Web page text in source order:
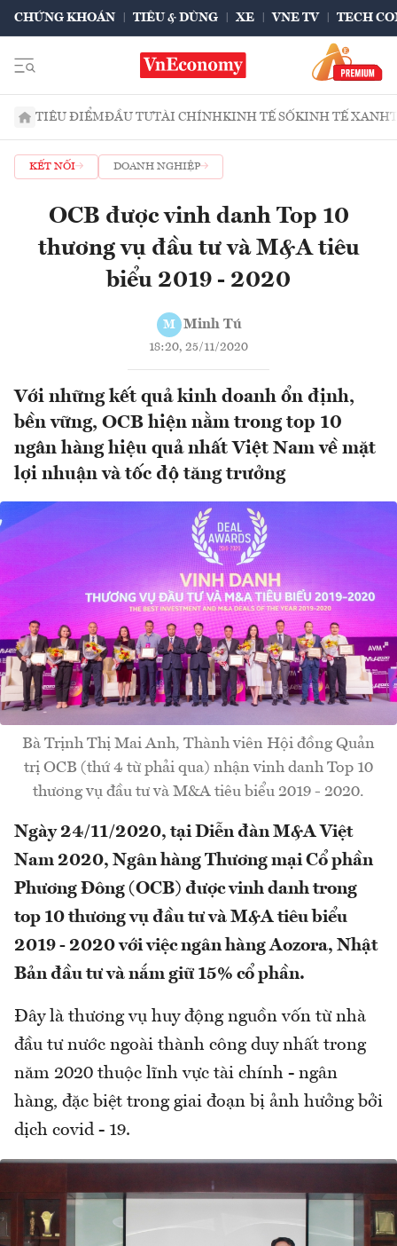
CHỨNG KHOÁN TIÊU & DÙNG XE VNE TV TECH
TIÊU ĐIỂMĐẦU TƯTÀI CHÍNHKINH TẾ SỐKINH TẾ XANH
KẾT NỐI DOANH NGHIỆP
OCB được vinh danh Top 10
thương vụ đầu tư và M&A tiêu
biểu 2019 - 2020
M Minh Tú
18:20, 25/11/2020
Với những kết quả kinh doanh ổn định,
bền vững, OCB hiện nằm trong top 10
ngân hàng hiệu quả nhất Việt Nam về mặt
lợi nhuận và tốc độ tăng trưởng
Bà Trịnh Thị Mai Anh, Thành viên Hội đồng Quản
trị OCB (thứ 4 từ phải qua) nhận vinh danh Top 10
thương vụ đầu tư và M&A tiêu biểu 2019 - 2020.
Ngày 24/11/2020, tại Diễn đàn M&A Việt
Nam 2020, Ngân hàng Thương mại Cổ phần
Phương Đông (OCB) được vinh danh trong
top 10 thương vụ đầu tư và M&A tiêu biểu
2019 - 2020 với việc ngân hàng Aozora, Nhật
Bản đầu tư và nắm giữ 15% cổ phần.
Đây là thương vụ huy động nguồn vốn từ nhà
đầu tư nước ngoài thành công duy nhất trong
năm 2020 thuộc lĩnh vực tài chính - ngân
hàng, đặc biệt trong giai đoạn bị ảnh hưởng bởi
dịch covid - 19.